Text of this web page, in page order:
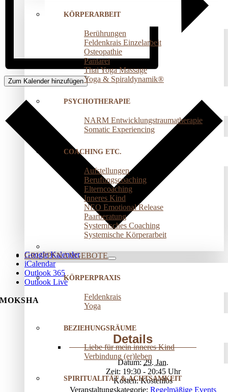
KÖRPERARBEIT
Berührungen
Feldenkrais Einzelarbeit
Osteopathie
Pantarei
Thai Yoga Massage
Yoga & Spiraldynamik®
PSYCHOTHERAPIE
NARM Entwicklungstraumatherapie
Somatic Experiencing
COACHING ETC.
Aufstellungen
Berufungscoaching
Elterncoaching
Inneres Kind
NEO Emotional Release
Paarberatung
Systemisches Coaching
Systemische Körperarbeit
GRUPPENANGEBOTE
KÖRPERPRAXIS
Feldenkrais
Yoga
BEZIEHUNGSRÄUME
Liebe für mein inneres Kind
Verbindung (er)leben
SPIRITUALITÄT & ACHTSAMKEIT
Zum Kalender hinzufügen
Google Kalender
iCalendar
Outlook 365
Outlook Live
Details
Datum: 29. Jan.
Zeit: 19:30 - 20:45
Kosten: Kostenlos
Veranstaltungskategorie: Regelmäßige Events
MOKSHA